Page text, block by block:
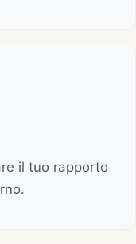
il tuo rapporto